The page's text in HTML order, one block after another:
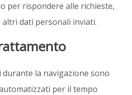
per rispondere alle richieste,
dati personali inviati.
la navigazione sono
per il tempo